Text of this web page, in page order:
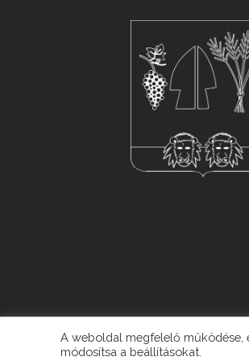
A weboldal megfelelő működése,
módosítsa a beállításokat.